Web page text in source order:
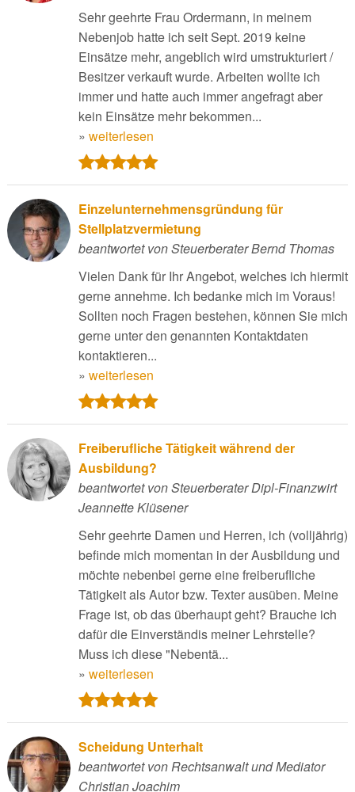
Sehr geehrte Frau Ordermann, in meinem
Nebenjob hatte ich seit Sept. 2019 keine
Einsätze mehr, angeblich wird umstrukturiert /
Besitzer verkauft wurde. Arbeiten wollte ich
immer und hatte auch immer angefragt aber
kein Einsätze mehr bekommen...
» weiterlesen
Einzelunternehmensgründung für
Stellplatzvermietung
beantwortet von Steuerberater Bernd Thomas
Vielen Dank für Ihr Angebot, welches ich hiermit
gerne annehme. Ich bedanke mich im Voraus!
Sollten noch Fragen bestehen, können Sie mich
gerne unter den genannten Kontaktdaten
kontaktieren...
» weiterlesen
Freiberufliche Tätigkeit während der
Ausbildung?
beantwortet von Steuerberater Dipl-Finanzwirt
Jeannette Klüsener
Sehr geehrte Damen und Herren, ich (volljährig)
befinde mich momentan in der Ausbildung und
möchte nebenbei gerne eine freiberufliche
Tätigkeit als Autor bzw. Texter ausüben. Meine
Frage ist, ob das überhaupt geht? Brauche ich
dafür die Einverständis meiner Lehrstelle?
Muss ich diese "Nebentä...
» weiterlesen
Scheidung Unterhalt
beantwortet von Rechtsanwalt und Mediator
Christian Joachim